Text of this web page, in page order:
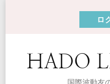
ロ
HADO
国際波動友